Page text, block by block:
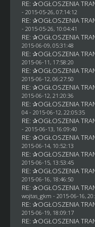
RE: ✰OGŁOSZENIA
- 2015-05-26, 07:14:12
RE: ✰OGŁOSZENIA
- 2015-05-26, 10:04:41
RE: ✰OGŁOSZENIA
2015-06-09, 05:31:48
RE: ✰OGŁOSZENIA
2015-06-11, 17:58:20
RE: ✰OGŁOSZENIA
2015-06-12, 06:27:50
RE: ✰OGŁOSZENIA
2015-06-12, 21:20:36
RE: ✰OGŁOSZENIA
04- 2015-06-12, 22:05:35
RE: ✰OGŁOSZENIA
- 2015-06-13, 16:09:40
RE: ✰OGŁOSZENIA
2015-06-14, 10:52:13
RE: ✰OGŁOSZENIA
2015-06-15, 13:53:45
RE: ✰OGŁOSZENIA
2015-06-16, 18:46:50
RE: ✰OGŁOSZENIA
wojtas_gkm - 2015-06-16,
RE: ✰OGŁOSZENIA
2015-06-19, 18:09:17
RE: ✰OGŁOSZENIA